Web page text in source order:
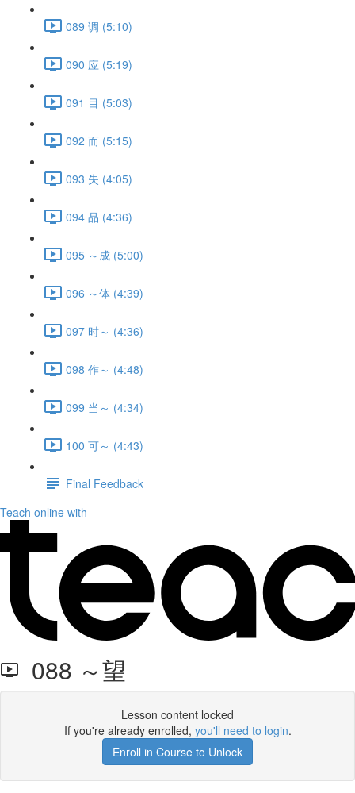
089 调 (5:10)
090 应 (5:19)
091 目 (5:03)
092 而 (5:15)
093 失 (4:05)
094 品 (4:36)
095 ～成 (5:00)
096 ～体 (4:39)
097 时～ (4:36)
098 作～ (4:48)
099 当～ (4:34)
100 可～ (4:43)
Final Feedback
Teach online with
088 ～望
Lesson content locked
If you're already enrolled, you'll need to login.
Enroll in Course to Unlock